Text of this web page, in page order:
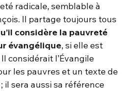
radicale, semblable à
Il partage toujours tous
considère la pauvreté
évangélique, si elle est
considérait l’Évangile
les pauvres et un texte de
il sera aussi sa référence